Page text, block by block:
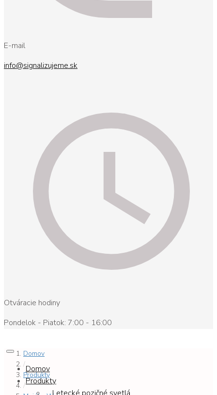
E-mail
info@signalizujeme.sk
Otváracie hodiny
Pondelok - Piatok: 7:00 - 16:00
Domov
Produkty
Domov
/
Produkty
/